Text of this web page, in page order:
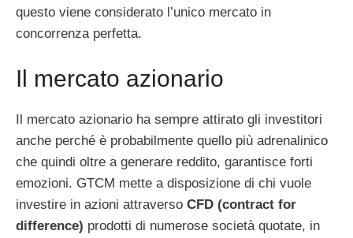
questo viene considerato l’unico mercato in
concorrenza perfetta.
Il mercato azionario
Il mercato azionario ha sempre attirato gli investitori
anche perché è probabilmente quello più adrenalinico
che quindi oltre a generare reddito, garantisce forti
emozioni. GTCM mette a disposizione di chi vuole
investire in azioni attraverso CFD (contract for
difference) prodotti di numerose società quotate, in